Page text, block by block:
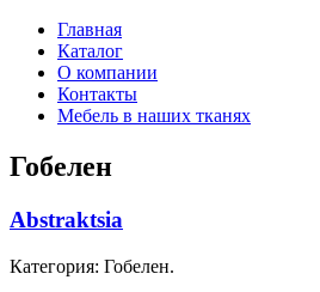
Главная
Каталог
О компании
Контакты
Мебель в наших тканях
Гобелен
Abstraktsia
Категория: Гобелен.